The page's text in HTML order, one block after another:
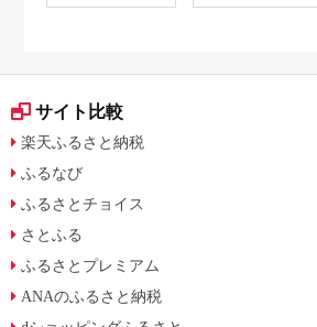
人気 おすすめ 旅行ク
ン ネット予約 電話 有
サイト比較
楽天ふるさと納税
ふるなび
ふるさとチョイス
さとふる
ふるさとプレミアム
ANAのふるさと納税